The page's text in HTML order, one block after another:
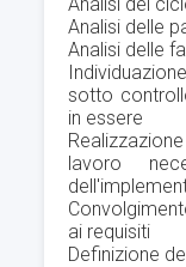
Analisi delle
Analisi delle
sotto
in essere
lavoro
ai requisiti
Definizione